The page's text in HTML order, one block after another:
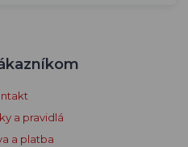
a pravidlá
a platba